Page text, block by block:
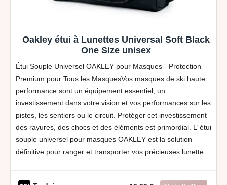
Oakley étui à Lunettes Universal Soft Black
One Size unisex
Étui Souple Universel OAKLEY pour Masques - Protection
Premium pour Tous les MasquesVos masques de ski haute
performance sont un équipement essentiel, un
investissement dans votre vision et vos performances sur les
pistes, les sentiers ou le circuit. Protéger cet investissement
des rayures, des chocs et des éléments est primordial. L´étui
souple universel pour masques OAKLEY est la solution
définitive pour ranger et transporter vos précieuses lunettes,